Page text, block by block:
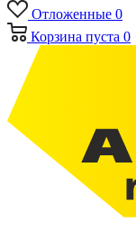
Отложенные 0
Корзина пуста 0